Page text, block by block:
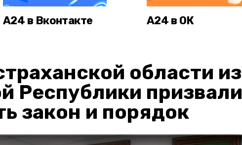
А24 в Вконтакте А24 в ОК
области из
Республики призвали
закон и порядок